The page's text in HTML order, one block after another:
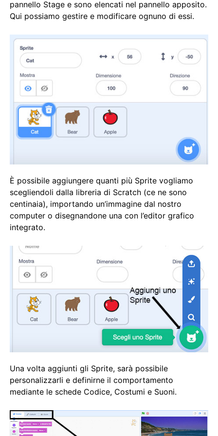
pannello Stage e sono elencati nel pannello apposito.
Qui possiamo gestire e modificare ognuno di essi.
È possibile aggiungere quanti più Sprite vogliamo
scegliendoli dalla libreria di Scratch (ce ne sono
centinaia), importando un’immagine dal nostro
computer o disegnandone una con l’editor grafico
integrato.
Una volta aggiunti gli Sprite, sarà possibile
personalizzarli e definirne il comportamento
mediante le schede Codice, Costumi e Suoni.